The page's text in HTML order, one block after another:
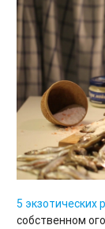
5 экзотических
собственном